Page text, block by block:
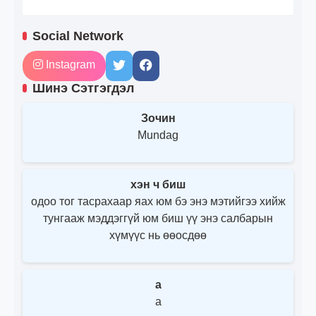
Social Network
Instagram
Шинэ Сэтгэгдэл
Зочин
Mundag
хэн ч биш
одоо тог тасрахаар яах юм бэ энэ мэтийгээ хийж
тунгааж мэддэггүй юм биш үү энэ салбарын
хүмүүс нь өөосдөө
a
a